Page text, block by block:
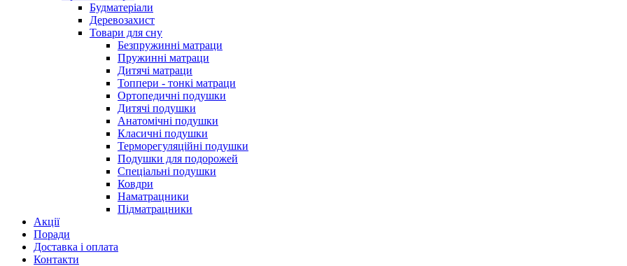
Будматеріали
Деревозахист
Товари для сну
Безпружинні матраци
Пружинні матраци
Дитячі матраци
Топпери - тонкі матраци
Ортопедичні подушки
Дитячі подушки
Анатомічні подушки
Класичні подушки
Терморегуляційні подушки
Подушки для подорожей
Спеціальні подушки
Ковдри
Наматрацники
Підматрацники
Акції
Поради
Доставка і оплата
Контакти